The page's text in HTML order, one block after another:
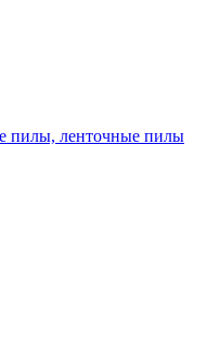
пилы, ленточные пилы